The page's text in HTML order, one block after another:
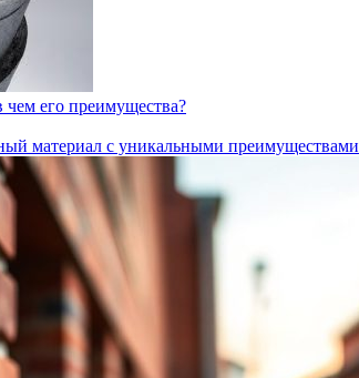
чем его преимущества?
материал с уникальными преимуществами